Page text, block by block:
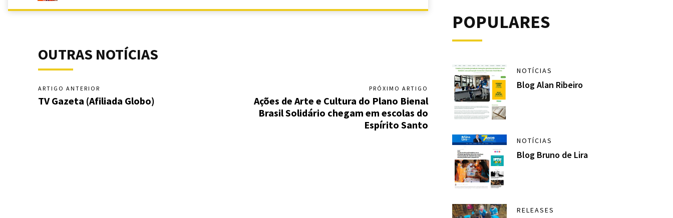
OUTRAS NOTÍCIAS
ARTIGO ANTERIOR
TV Gazeta (Afiliada Globo)
PRÓXIMO ARTIGO
Ações de Arte e Cultura do Plano Bienal
Brasil Solidário chegam em escolas do
Espírito Santo
POPULARES
NOTÍCIAS
Blog Alan Ribeiro
NOTÍCIAS
Blog Bruno de Lira
RELEASES